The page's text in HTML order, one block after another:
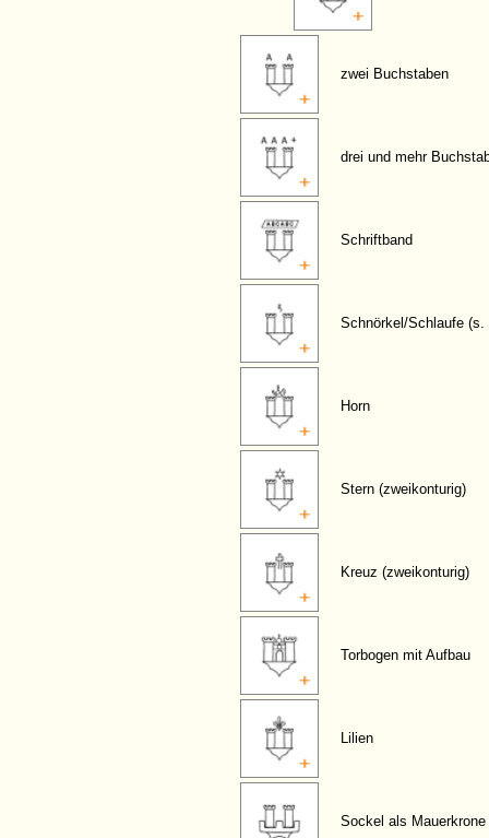
zwei Buchstaben
drei und mehr
Schriftband
Schnörkel/Schlaufe (s.
Horn
Stern (zweikonturig)
Kreuz (zweikonturig)
Torbogen mit Aufbau
Lilien
Sockel als Mauerkrone